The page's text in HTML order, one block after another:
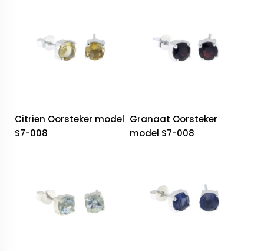
Citrien Oorsteker model
S7-008
Granaat Oorsteker
model S7-008